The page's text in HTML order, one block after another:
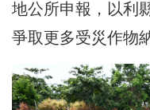
地公所申報，以利
爭取更多受災作物